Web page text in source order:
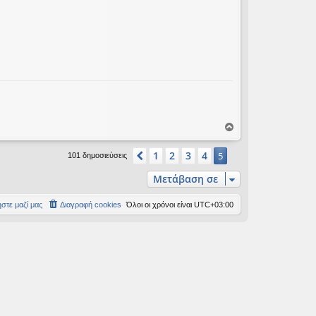
ο
φ
ή
101 δημοσιεύσεις Προηγούμενη
1 2 3 4 5
Μετάβαση σε
Όλοι οι χρόνοι είναι UTC+03:00
Διαγραφή cookies
μαζί μας